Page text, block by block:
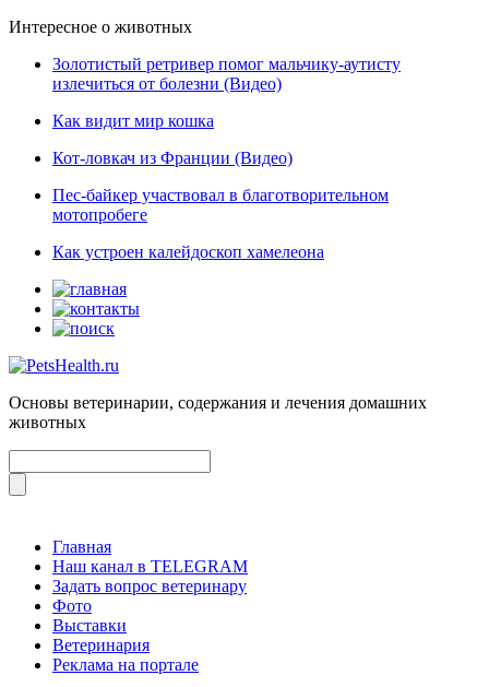
Интересное о животных
Золотистый ретривер помог мальчику-аутисту
излечиться от болезни (Видео)
Как видит мир кошка
Кот-ловкач из Франции (Видео)
Пес-байкер участвовал в благотворительном
мотопробеге
Как устроен калейдоскоп хамелеона
Основы ветеринарии, содержания и лечения домашних
животных
Главная
Наш канал в TELEGRAM
Задать вопрос ветеринару
Фото
Выставки
Ветеринария
Реклама на портале